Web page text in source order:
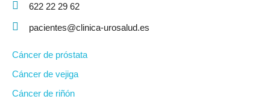
622 22 29 62
pacientes@clinica-urosalud.es
Cáncer de próstata
Cáncer de vejiga
Cáncer de riñón